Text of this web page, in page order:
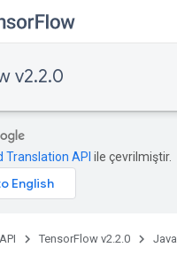
v2.2.0
Translation API ile çevrilmiştir.
API TensorFlow v2.2.0 Java